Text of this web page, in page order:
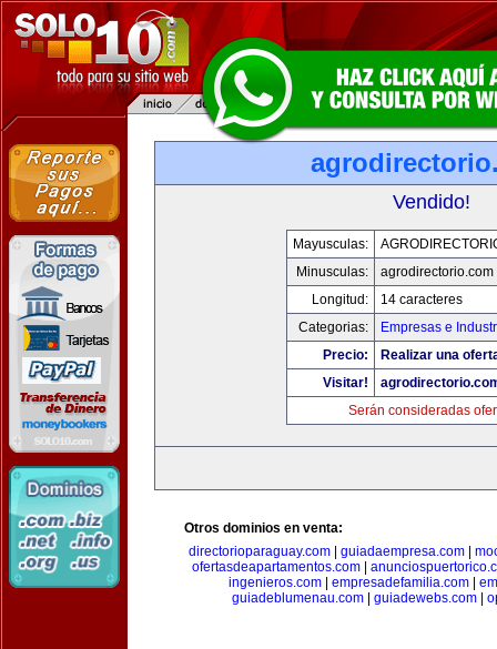
Vendido!
Mayusculas:
Minusculas:
agrodirectorio.com
Longitud:
14 caracteres
Categorias:
Empresas e
Precio:
Realizar una
Visitar!
Serán consideradas
Otros dominios en venta:
directorioparaguay.com| guiadaempresa.com|
ofertasdeapartamentos.com
ingenieros.com| empresadefamilia.com|
guiadeblumenau.com| guiadewebs.com|